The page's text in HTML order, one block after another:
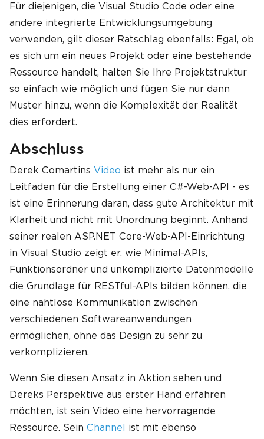
Für diejenigen, die Visual Studio Code oder eine
andere integrierte Entwicklungsumgebung
verwenden, gilt dieser Ratschlag ebenfalls: Egal, ob
es sich um ein neues Projekt oder eine bestehende
Ressource handelt, halten Sie Ihre Projektstruktur
so einfach wie möglich und fügen Sie nur dann
Muster hinzu, wenn die Komplexität der Realität
dies erfordert.
Abschluss
Derek Comartins Video ist mehr als nur ein
Leitfaden für die Erstellung einer C#-Web-API - es
ist eine Erinnerung daran, dass gute Architektur mit
Klarheit und nicht mit Unordnung beginnt. Anhand
seiner realen ASP.NET Core-Web-API-Einrichtung
in Visual Studio zeigt er, wie Minimal-APIs,
Funktionsordner und unkomplizierte Datenmodelle
die Grundlage für RESTful-APIs bilden können, die
eine nahtlose Kommunikation zwischen
verschiedenen Softwareanwendungen
ermöglichen, ohne das Design zu sehr zu
verkomplizieren.
Wenn Sie diesen Ansatz in Aktion sehen und
Dereks Perspektive aus erster Hand erfahren
möchten, ist sein Video eine hervorragende
Ressource. Sein Channel ist mit ebenso